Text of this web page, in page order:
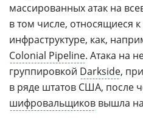
массированных атак на
в том числе, относящиеся
инфраструктуре, как,
Colonial Pipeline. Атака на
группировкой Darkside,
в ряде штатов США, после
шифровальщиков вышла